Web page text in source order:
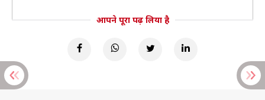
आपने पूरा पढ़ लिया है